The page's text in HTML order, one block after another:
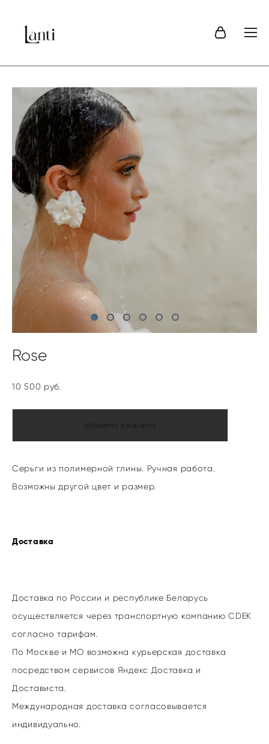
Rose
10 500 pуб.
добавить в корзину
Серьги из полимерной глины. Ручная работа.
Возможны другой цвет и размер.
Доставка
Доставка по России и республике Беларусь
осуществляется через транспортную компанию CDEK
согласно тарифам.
По Москве и МО возможна курьерская доставка
посредством сервисов Яндекс Доставка и
Достависта.
Международная доставка согласовывается
индивидуально.